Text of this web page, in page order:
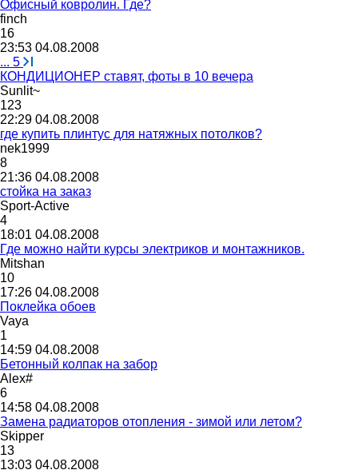
Офисный ковролин. Где?
finch
16
23:53 04.08.2008
... 5
КОНДИЦИОНЕР ставят, фоты в 10 вечера
Sunlit~
123
22:29 04.08.2008
где купить плинтус для натяжных потолков?
nek1999
8
21:36 04.08.2008
стойка на заказ
Sport-Active
4
18:01 04.08.2008
Где можно найти курсы электриков и монтажников.
Mitshan
10
17:26 04.08.2008
Поклейка обоев
Vaya
1
14:59 04.08.2008
Бетонный колпак на забор
Alex#
6
14:58 04.08.2008
Замена радиаторов отопления - зимой или летом?
Skipper
13
13:03 04.08.2008